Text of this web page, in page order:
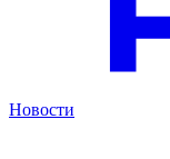
Новости